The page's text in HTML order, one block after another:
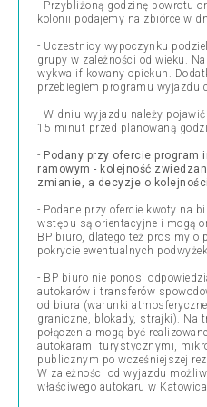
- Przybliżoną godzinę powrotu
kolonii podajemy na zbiórce w
- Uczestnicy wypoczynku
grupy w zależności od wieku.
wykwalifikowany opiekun.
przebiegiem programu wyjazdu
- W dniu wyjazdu należy
15 minut przed planowaną
- Podany przy ofercie program
ramowym - kolejność
zmianie, a decyzje o
- Podane przy ofercie kwoty na
wstępu są orientacyjne i mogą
BP biuro, dlatego też prosimy o
pokrycie ewentualnych
- BP biuro nie ponosi
autokarów i transferów
od biura (warunki
graniczne, blokady, strajki). Na
połączenia mogą być
autokarami turystycznymi,
publicznym po wcześniejszej
W zależności od wyjazdu
właściwego autokaru w